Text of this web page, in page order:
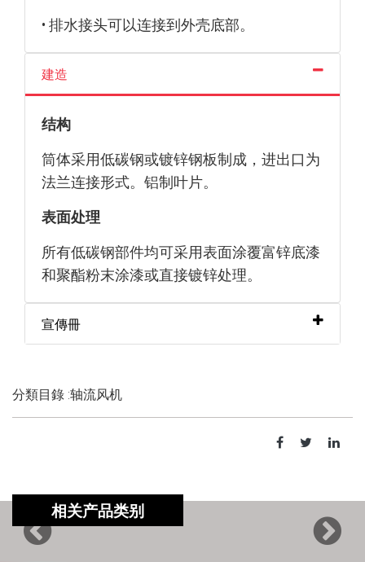
• 排水接头可以连接到外壳底部。
建造
结构
筒体采用低碳钢或镀锌钢板制成，进出口为
法兰连接形式。铝制叶片。
表面处理
所有低碳钢部件均可采用表面涂覆富锌底漆
和聚酯粉末涂漆或直接镀锌处理。
宣傳冊
分類目錄 :轴流风机
相关产品类别
Previous Next